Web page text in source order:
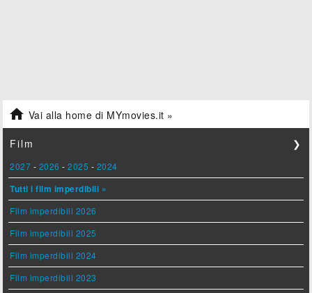
 Vai alla home di MYmovies.it »
Film ❯
2027 - 2026 -2025 - 2024
Tutti i film imperdibili »
Film imperdibili 2026
Film imperdibili 2025
Film imperdibili 2024
Film imperdibili 2023